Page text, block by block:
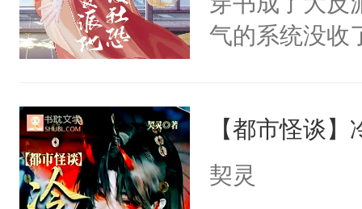
可以先看仙帝
一个权力滔天
右男主又报
他说：【您
年，存活下
再说一遍。】
气的系统没收
用见人，因
言神龙见首不
【都市怪谈
契灵